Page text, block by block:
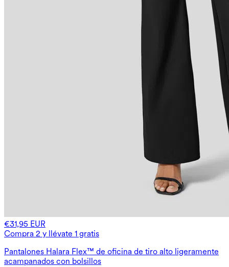
€31,95 EUR
Compra 2 y llévate 1 gratis
Pantalones Halara Flex™ de oficina de tiro alto ligeramente
acampanados con bolsillos